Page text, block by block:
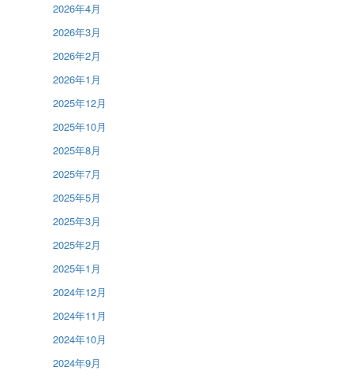
2026年4月
2026年3月
2026年2月
2026年1月
2025年12月
2025年10月
2025年8月
2025年7月
2025年5月
2025年3月
2025年2月
2025年1月
2024年12月
2024年11月
2024年10月
2024年9月